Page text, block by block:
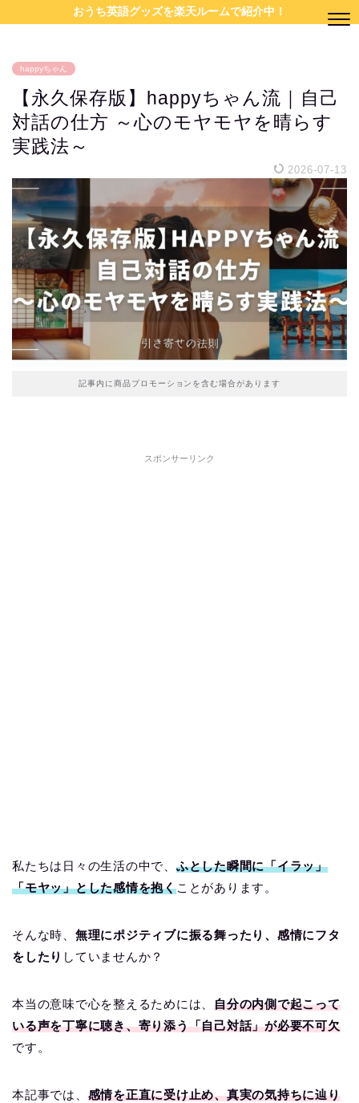
おうち英語グッズを楽天ルームで紹介中！
happyちゃん
【永久保存版】happyちゃん流｜自己
対話の仕方 ～心のモヤモヤを晴らす
実践法～
2026-07-13
記事内に商品プロモーションを含む場合があります
スポンサーリンク
私たちは日々の生活の中で、 ふとした瞬間に「イラッ」
「モヤッ」とした感情を抱くことがあります。
そんな時、 無理にポジティブに振る舞ったり、感情にフタ
をしたり していませんか？
本当の意味で心を整えるためには、自分の内側で起こって
いる声を丁寧に聴き、寄り添う「自己対話」が必要不可欠
です。
本記事では、 感情を正直に受け止め、真実の気持ちに辿り